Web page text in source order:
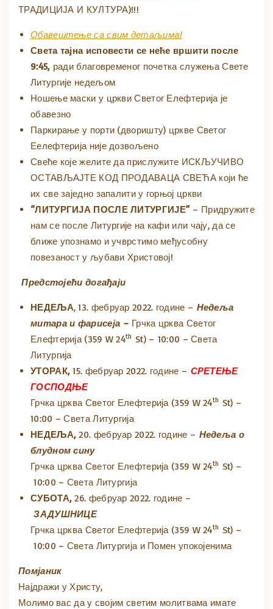
ТРАДИЦИЈА И КУЛТУРА)!!!
Обавештење са свим детаљима!
Света тајна исповести се неће вршити после
9:45,ради благовременог почетка служења Свете
Литургије недељом
Ношење маски у цркви Светог Елефтерија је
обавезно
Паркирање у порти (дворишту) цркве Светог
Еелефтерија није дозвољено
Свеће које желите да прислужите ИСКЉУЧИВО
ОСТАВЉАЈТЕ КОД ПРОДАВАЦА СВЕЋА који ће
их све заједно запалити у горњој цркви
“ЛИТУРГИЈА ПОСЛЕ ЛИТУРГИЈЕ”– Придружите
нам се после Литургије на кафи или чају, да се
ближе упознамо и учврстимо међусобну
повезаност у љубави Христовој!
Предстојећи догађаји
НЕДЕЉА, 13. фебруар 2022. године – Недеља
митара и фарисеја – Грчка црква Светог
Елефтерија (359 W 24th St) – 10:00 – Света
Литургија
УТОРАК,15. фебруар 2022. године – СРЕТЕЊЕ
ГОСПОДЊЕ
Грчка црква Светог Елефтерија (359 W 24th St) –
10:00 – Света Литургија
НЕДЕЉА,20. фебруар 2022. године – Недеља о
блудном сину
Грчка црква Светог Елефтерија (359 W 24th St) –
10:00 – Света Литургија
СУБОТА,26. фебруар 2022. године –
ЗАДУШНИЦЕ
Грчка црква Светог Елефтерија (359 W 24th St) –
10:00 – Света Литургија и Помен упокојенима
Помјаник
Најдражи у Христу,
Молимо вас да у својим светим молитвама имате